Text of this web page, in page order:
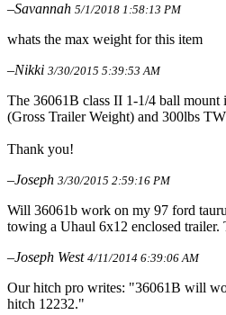
–Savannah 5/1/2018 1:58:13 PM
whats the max weight for this item
–Nikki 3/30/2015 5:39:53 AM
The 36061B class II 1-1/4 ball mount
(Gross Trailer Weight) and 300lbs
Thank you!
–Joseph 3/30/2015 2:59:16 PM
Will 36061b work on my 97 ford
towing a Uhaul 6x12 enclosed trailer.
–Joseph West 4/11/2014 6:39:06 AM
Our hitch pro writes: "36061B will
hitch 12232."